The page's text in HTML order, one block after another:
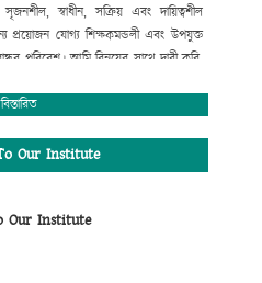
সৃজনশীল,স্বাধীন,সক্রিয় এবং দায়িত্বশীল
প্রয়োজন যোগ্য শিক্ষকমন্ডলী এবং উপযুক্ত
পরিবেশ। আমি বিনয়ের সাথে দাবী করি,
প্রতিষ্ঠানটিতে
বিস্তারিত
Our Institute
Our Institute